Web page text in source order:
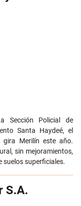
Sección Policial de
Santa Haydeé, el
Merilín este año.
sin mejoramientos,
suelos superficiales.
S.A.